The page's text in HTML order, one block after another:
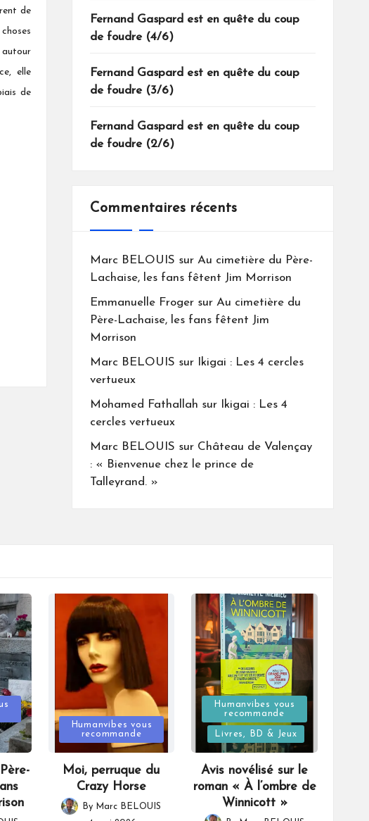
de
elle
de
Fernand Gaspard est en quête du coup
de foudre (4/6)
Fernand Gaspard est en quête du coup
de foudre (3/6)
Fernand Gaspard est en quête du coup
de foudre (2/6)
Commentaires récents
Marc BELOUIS sur Au cimetière du Père-
Lachaise, les fans fêtent Jim Morrison
Emmanuelle Frogersur Au cimetière du
Père-Lachaise, les fans fêtent Jim
Morrison
Marc BELOUIS sur
Ikigai : Les 4 cercles
vertueux
Mohamed Fathallah sur
Ikigai : Les 4
cercles vertueux
Marc BELOUIS sur Château de Valençay
: « Bienvenue chez le prince de
Talleyrand. »
Posted
in
Humanvibes vous
recommande
Moi, perruque du
Crazy Horse
Posted
By Marc BELOUIS
Posted
in
Humanvibes vous
recommande
Livres, BD & Jeux
Avis novélisé sur le
roman « À l’ombre de
Winnicott »